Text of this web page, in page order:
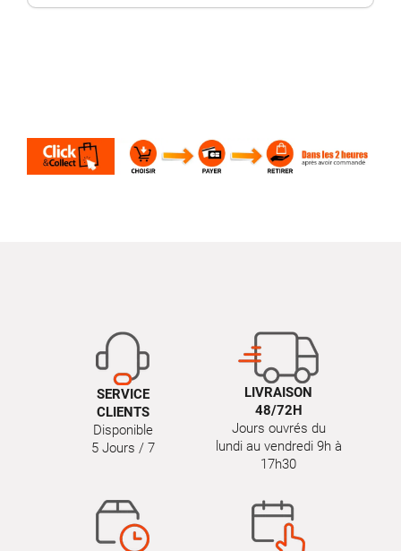
SERVICE
CLIENTS
Disponible
5 Jours / 7
LIVRAISON
48/72H
Jours ouvrés du
lundi au vendredi 9h à
17h30